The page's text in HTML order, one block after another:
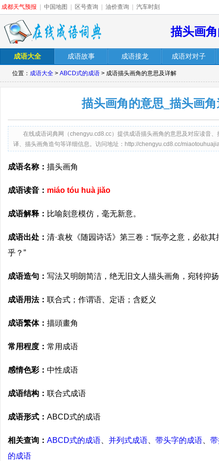
成都天气预报 中国地图 区号查询 油价查询 汽车时刻
描头画
成语大全 成语故事 成语接龙 成语对对子
位置： 成语大全 > ABCD式的成语 > 成语描头画角的意思及详解
描头画角的意思_描头画
在线成语词典网（chengyu.cd8.cc）提供成语描头画角的意思及对应读音
译、描头画角造句等详细信息。访问地址：http://chengyu.cd8.cc/
成语名称： 描头画角
成语读音： miáo tóu huà jiǎo
成语解释： 比喻刻意模仿，毫无新意。
成语出处： 清·袁枚《随园诗话》第三卷：“阮亭之意，必欲
乎？”
成语造句： 写法又明朗简洁，绝无旧文人描头画角，宛转抑
成语用法： 联合式；作谓语、定语；含贬义
成语繁体： 描頭畫角
常用程度： 常用成语
感情色彩： 中性成语
成语结构： 联合式成语
成语形式： ABCD式的成语
相关查询： ABCD式的成语 并列式成语 带头字的成语
的成语